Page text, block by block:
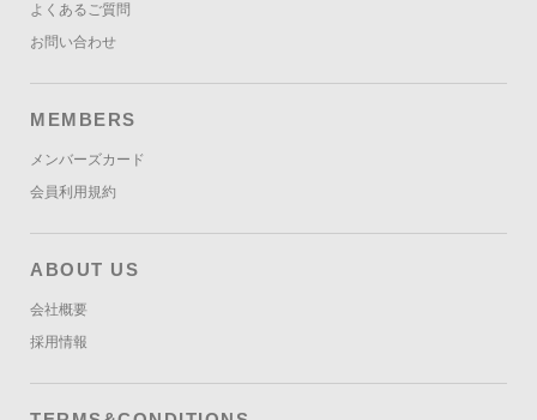
よくあるご質問
お問い合わせ
MEMBERS
メンバーズカード
会員利用規約
ABOUT US
会社概要
採用情報